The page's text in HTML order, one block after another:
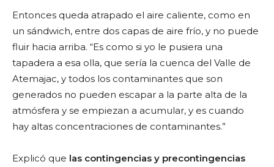
Entonces queda atrapado el aire caliente, como en
un sándwich, entre dos capas de aire frío, y no puede
fluir hacia arriba. “Es como si yo le pusiera una
tapadera a esa olla, que sería la cuenca del Valle de
Atemajac, y todos los contaminantes que son
generados no pueden escapar a la parte alta de la
atmósfera y se empiezan a acumular, y es cuando
hay altas concentraciones de contaminantes.”
Explicó que las contingencias y precontingencias